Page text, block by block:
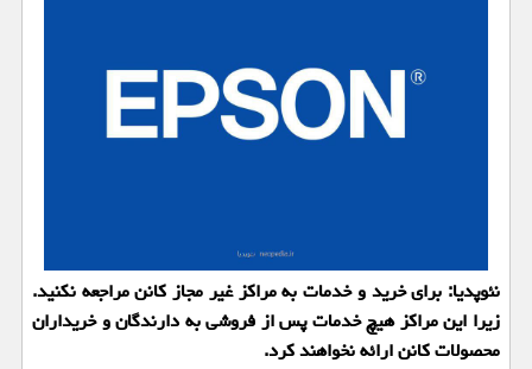
نئوپدیا: برای خرید و خدمات به مراكز غیر مجاز كانن مراجعه نكنید.
زیرا این مراكز هیچ خدمات پس از فروشی به دارندگان و خریداران
محصولات كانن ارائه نخواهند كرد.